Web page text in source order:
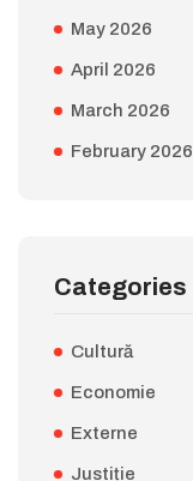
May 2026
April 2026
March 2026
February 2026
Categories
Cultură
Economie
Externe
Justiție